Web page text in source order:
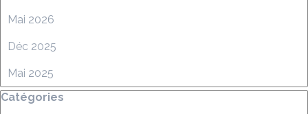
Mai 2026
Déc 2025
Mai 2025
Sauter le bloc Catégories
Catégories